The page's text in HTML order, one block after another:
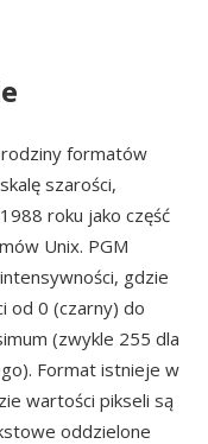
rodziny formatów
szarości,
roku jako część
Unix. PGM
gdzie
od 0 (czarny) do
(zwykle 255 dla
Format istnieje w
wartości pikseli są
oddzielone